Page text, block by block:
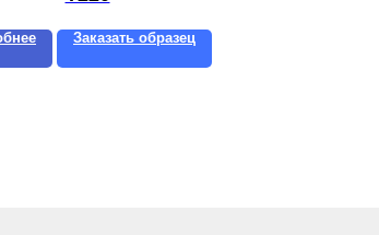
Заказать образец